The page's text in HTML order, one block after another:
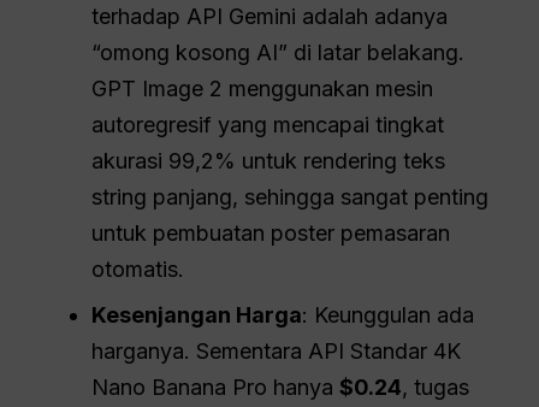
terhadap API Gemini adalah adanya
“omong kosong AI” di latar belakang.
GPT Image 2 menggunakan mesin
autoregresif yang mencapai tingkat
akurasi 99,2% untuk rendering teks
string panjang, sehingga sangat penting
untuk pembuatan poster pemasaran
otomatis.
Kesenjangan Harga: Keunggulan ada
harganya. Sementara API Standar 4K
Nano Banana Pro hanya$0.24, tugas